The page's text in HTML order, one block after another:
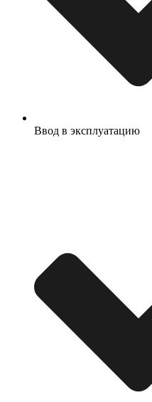
Ввод в эксплуатацию